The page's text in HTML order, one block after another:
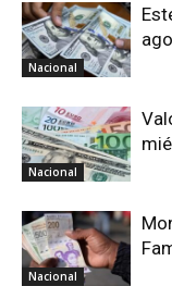
Nacional
Nacional
Nacional